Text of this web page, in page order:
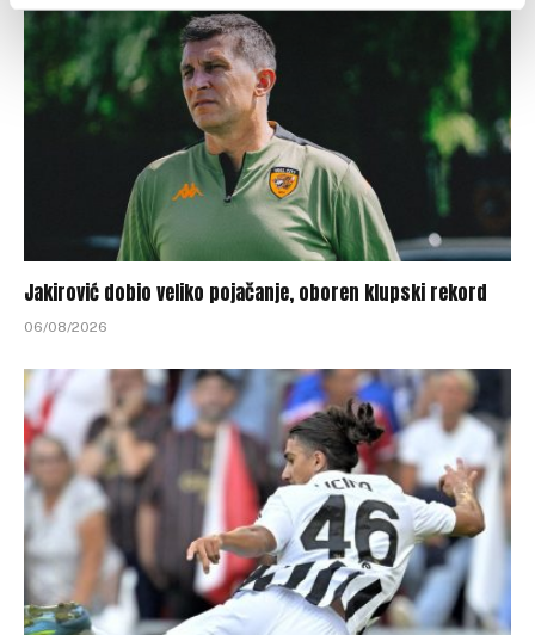
Jakirović dobio veliko pojačanje, oboren klupski rekord
06/08/2026